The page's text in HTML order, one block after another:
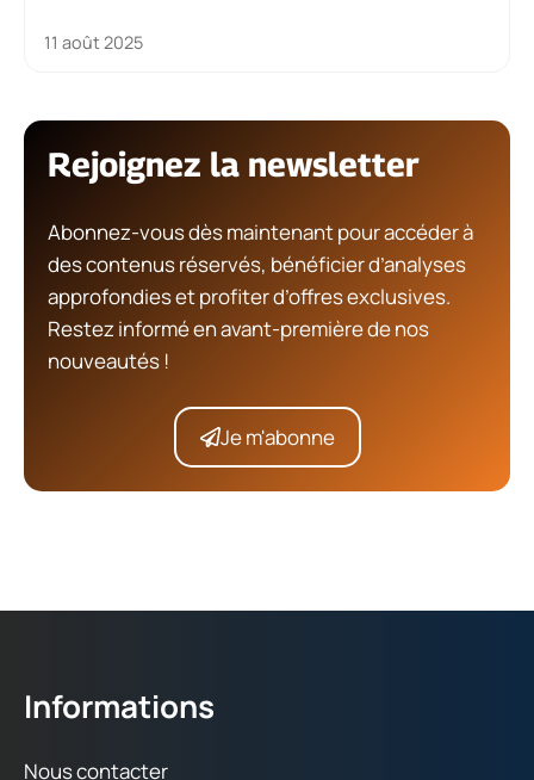
11 août 2025
Rejoignez la newsletter
Abonnez-vous dès maintenant pour accéder à
des contenus réservés, bénéficier d’analyses
approfondies et profiter d’offres exclusives.
Restez informé en avant-première de nos
nouveautés !
Je m'abonne
Informations
Nous contacter